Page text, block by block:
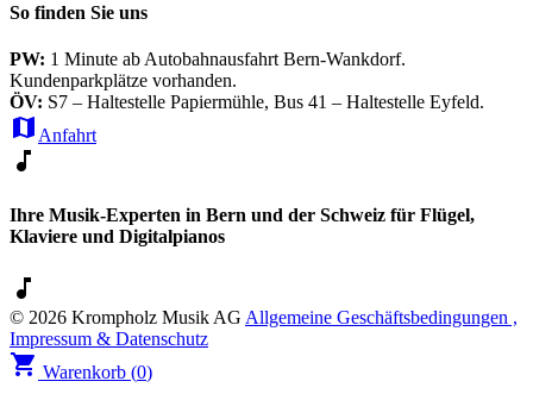
So finden Sie uns
PW: 1 Minute ab Autobahnausfahrt Bern-Wankdorf.
Kundenparkplätze vorhanden.
ÖV: S7 – Haltestelle Papiermühle, Bus 41 – Haltestelle Eyfeld.
map Anfahrt
music_note
Ihre Musik-Experten in Bern und der Schweiz für Flügel,
Klaviere und Digitalpianos
music_note
© 2026 Krompholz Musik AG Allgemeine Geschäftsbedingungen ,
Impressum & Datenschutz
shopping_cart Warenkorb (0)